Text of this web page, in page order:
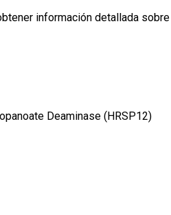
información detallada sobre
Deaminase (HRSP12)